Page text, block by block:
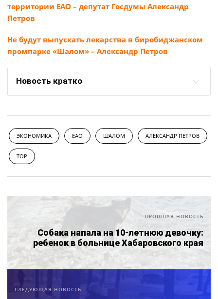
территории ЕАО – депутат Госдумы Александр
Петров
Не будут выпускать лекарства в биробиджанском
промпарке «Шалом» – Александр Петров
Новость кратко
ЭКОНОМИКА ЕАО ШАЛОМ АЛЕКСАНДР ПЕТРОВ
ТОР
ПРОШЛАЯ НОВОСТЬ
Собака напала на 10-летнюю девочку:
ребенок в больнице Хабаровского края
СЛЕДУЮЩАЯ НОВОСТЬ